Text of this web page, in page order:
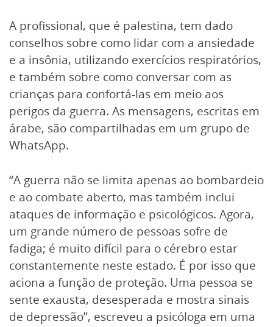
A profissional, que é palestina, tem dado
conselhos sobre como lidar com a ansiedade
e a insônia, utilizando exercícios respiratórios,
e também sobre como conversar com as
crianças para confortá-las em meio aos
perigos da guerra. As mensagens, escritas em
árabe, são compartilhadas em um grupo de
WhatsApp.
“A guerra não se limita apenas ao bombardeio
e ao combate aberto, mas também inclui
ataques de informação e psicológicos. Agora,
um grande número de pessoas sofre de
fadiga; é muito difícil para o cérebro estar
constantemente neste estado. É por isso que
aciona a função de proteção. Uma pessoa se
sente exausta, desesperada e mostra sinais
de depressão”, escreveu a psicóloga em uma